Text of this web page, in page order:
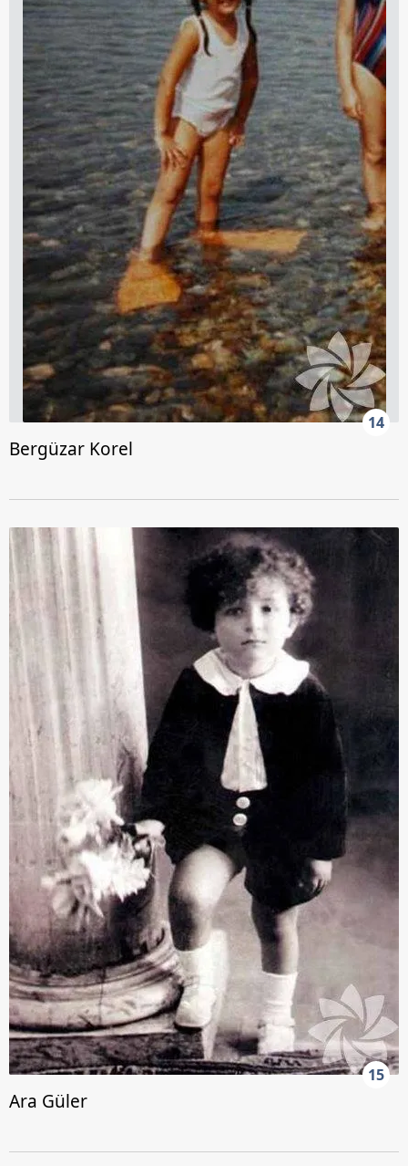
14
Bergüzar Korel
15
Ara Güler